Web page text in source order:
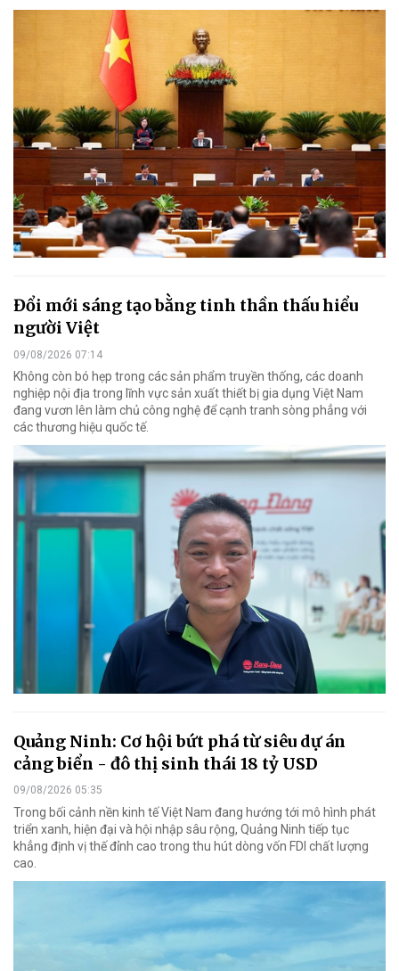
Đổi mới sáng tạo bằng tinh thần thấu hiểu
người Việt
09/08/2026 07:14
Không còn bó hẹp trong các sản phẩm truyền thống, các doanh
nghiệp nội địa trong lĩnh vực sản xuất thiết bị gia dụng Việt Nam
đang vươn lên làm chủ công nghệ để cạnh tranh sòng phẳng với
các thương hiệu quốc tế.
Quảng Ninh: Cơ hội bứt phá từ siêu dự án
cảng biển - đô thị sinh thái 18 tỷ USD
09/08/2026 05:35
Trong bối cảnh nền kinh tế Việt Nam đang hướng tới mô hình phát
triển xanh, hiện đại và hội nhập sâu rộng, Quảng Ninh tiếp tục
khẳng định vị thế đỉnh cao trong thu hút dòng vốn FDI chất lượng
cao.